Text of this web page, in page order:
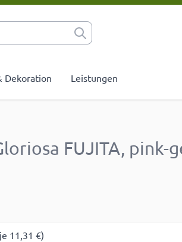
Dekoration Leistungen
FUJITA, pink-
11,31 €)